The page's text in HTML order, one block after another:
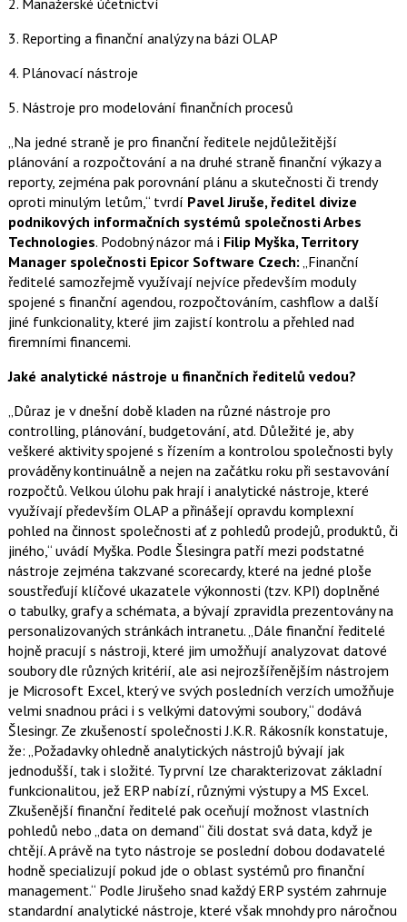
3. Reporting a finanční analýzy na bázi OLAP
4. Plánovací nástroje
5. Nástroje pro modelování finančních procesů
„Na jedné straně je pro finanční ředitele nejdůležitější
plánování a rozpočtování a na druhé straně finanční výkazy a
reporty, zejména pak porovnání plánu a skutečnosti či trendy
oproti minulým letům,“ tvrdí Pavel Jiruše, ředitel divize
podnikových informačních systémů společnosti Arbes
Technologies. Podobný názor má i Filip Myška, Territory
Manager společnosti Epicor Software Czech: „Finanční
ředitelé samozřejmě využívají nejvíce především moduly
spojené s finanční agendou, rozpočtováním, cashflow a další
jiné funkcionality, které jim zajistí kontrolu a přehled nad
firemními financemi.
Jaké analytické nástroje u finančních ředitelů vedou?
„Důraz je v dnešní době kladen na různé nástroje pro
controlling, plánování, budgetování, atd. Důležité je, aby
veškeré aktivity spojené s řízením a kontrolou společnosti byly
prováděny kontinuálně a nejen na začátku roku při sestavování
rozpočtů. Velkou úlohu pak hrají i analytické nástroje, které
využívají především OLAP a přinášejí opravdu komplexní
pohled na činnost společnosti ať z pohledů prodejů, produktů, či
jiného,“ uvádí Myška. Podle Šlesingra patří mezi podstatné
nástroje zejména takzvané scorecardy, které na jedné ploše
soustřeďují klíčové ukazatele výkonnosti (tzv. KPI) doplněné
o tabulky, grafy a schémata, a bývají zpravidla prezentovány na
personalizovaných stránkách intranetu. „Dále finanční ředitelé
hojně pracují s nástroji, které jim umožňují analyzovat datové
soubory dle různých kritérií, ale asi nejrozšířenějším nástrojem
je Microsoft Excel, který ve svých posledních verzích umožňuje
velmi snadnou práci i s velkými datovými soubory,“ dodává
Šlesingr. Ze zkušeností společnosti J.K.R. Rákosník konstatuje,
že: „Požadavky ohledně analytických nástrojů bývají jak
jednodušší, tak i složité. Ty první lze charakterizovat základní
funkcionalitou, jež ERP nabízí, různými výstupy a MS Excel.
Zkušenější finanční ředitelé pak oceňují možnost vlastních
pohledů nebo „data on demand“ čili dostat svá data, když je
chtějí. A právě na tyto nástroje se poslední dobou dodavatelé
hodně specializují pokud jde o oblast systémů pro finanční
management.“ Podle Jirušeho snad každý ERP systém zahrnuje
standardní analytické nástroje, které však mnohdy pro náročnou